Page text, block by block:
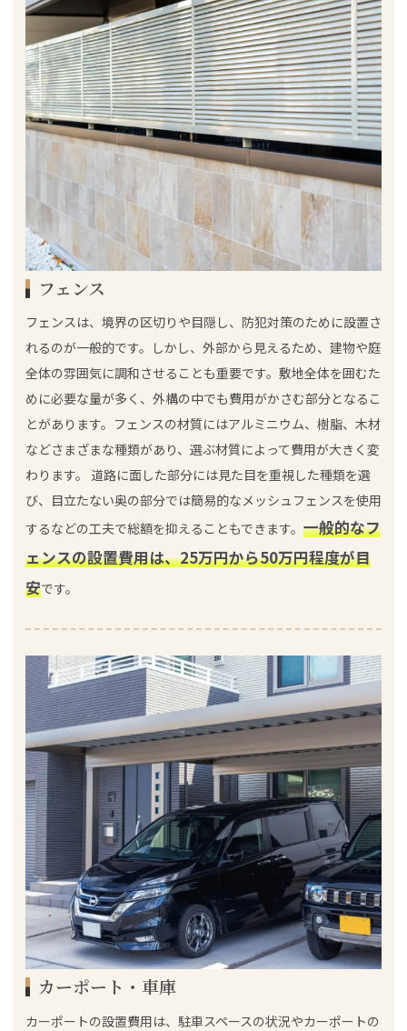
フェンス
フェンスは、境界の区切りや目隠し、防犯対策のために設置さ
れるのが一般的です。しかし、外部から見えるため、建物や庭
全体の雰囲気に調和させることも重要です。敷地全体を囲むた
めに必要な量が多く、外構の中でも費用がかさむ部分となるこ
とがあります。フェンスの材質にはアルミニウム、樹脂、木材
などさまざまな種類があり、選ぶ材質によって費用が大きく変
わります。 道路に面した部分には見た目を重視した種類を選
び、目立たない奥の部分では簡易的なメッシュフェンスを使用
するなどの工夫で総額を抑えることもできます。 一般的なフ
ェンスの設置費用は、25万円から50万円程度が目
安です。
カーポート・車庫
カーポートの設置費用は、駐車スペースの状況やカーポートの